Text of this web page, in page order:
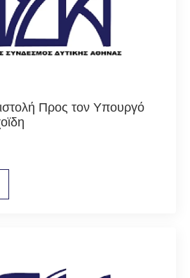
Προς τον Υπουργό